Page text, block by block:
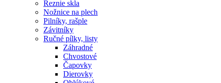
Reznie skla
Nožnice na plech
Pilníky, rašple
Závitníky
Ručné pílky, listy
Záhradné
Chvostové
Čapovky
Dierovky